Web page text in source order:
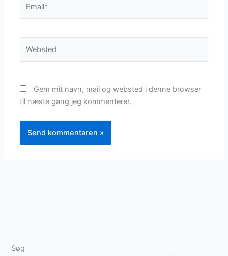
Gem mit navn, mail og websted i denne browser
til næste gang jeg kommenterer.
Søg